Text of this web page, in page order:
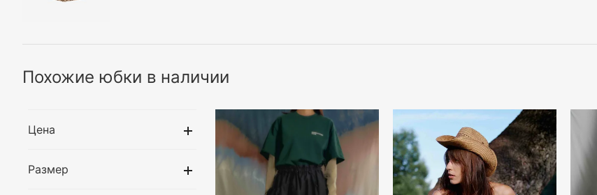
Похожие юбки в наличии
Цена
Размер